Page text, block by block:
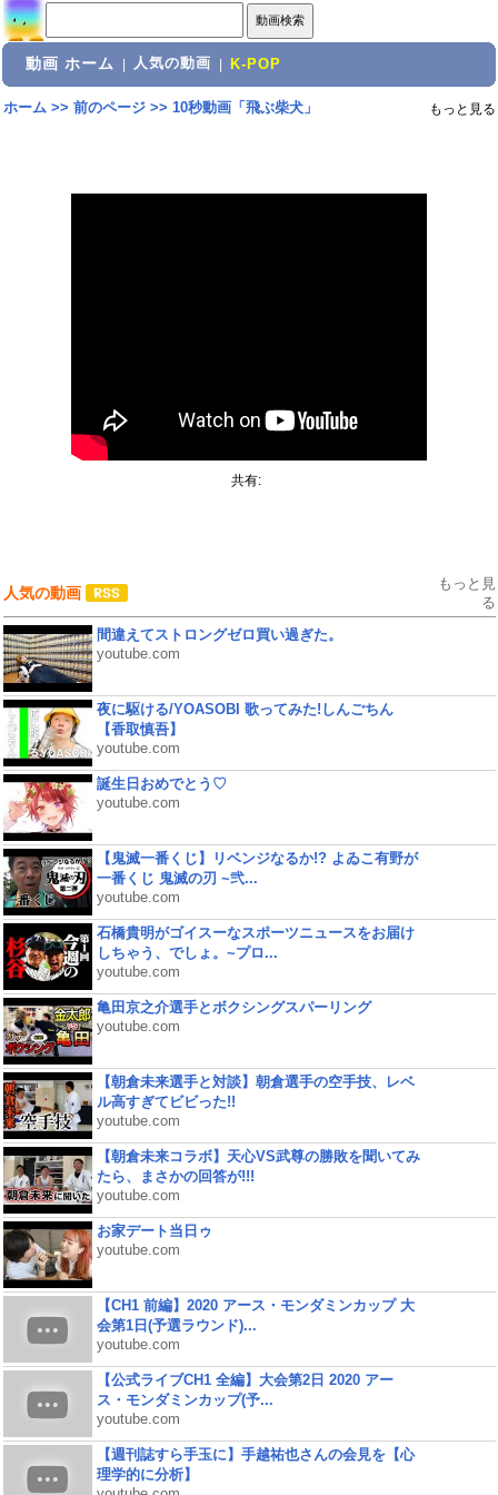
動画 ホーム 人気の動画 K-POP
ホーム>> 前のページ>> 10秒動画「飛ぶ柴犬」 もっと見る
共有:
人気の動画
もっと見
る
間違えてストロングゼロ買い過ぎた。
youtube.com
夜に駆ける/YOASOBI 歌ってみた!しんごちん
【香取慎吾】
youtube.com
誕生日おめでとう♡
youtube.com
【鬼滅一番くじ】リベンジなるか!? よゐこ有野が
一番くじ 鬼滅の刃 ~弐...
youtube.com
石橋貴明がゴイスーなスポーツニュースをお届け
しちゃう、でしょ。~プロ...
youtube.com
亀田京之介選手とボクシングスパーリング
youtube.com
【朝倉未来選手と対談】朝倉選手の空手技、レベ
ル高すぎてビビった!!
youtube.com
【朝倉未来コラボ】天心VS武尊の勝敗を聞いてみ
たら、まさかの回答が!!!
youtube.com
お家デート当日ゥ
youtube.com
【CH1 前編】2020 アース・モンダミンカップ 大
会第1日(予選ラウンド)...
youtube.com
【公式ライブCH1 全編】大会第2日 2020 アー
ス・モンダミンカップ(予...
youtube.com
【週刊誌すら手玉に】手越祐也さんの会見を【心
理学的に分析】